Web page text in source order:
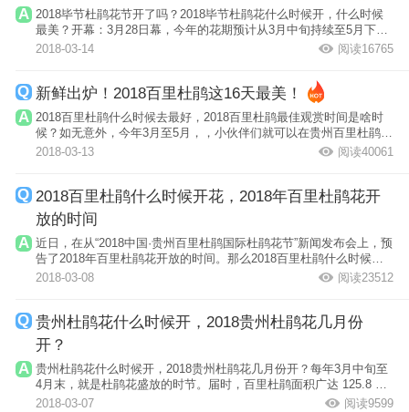
2018毕节杜鹃花节开了吗？2018毕节杜鹃花什么时候开，什么时候
最美？开幕：3月28日幕，今年的花期预计从3月中旬持续至5月下
旬，毕节百里杜...
2018-03-14 阅读16765
新鲜出炉！2018百里杜鹃这16天最美！
2018百里杜鹃什么时候去最好，2018百里杜鹃最佳观赏时间是啥时
候？如无意外，今年3月至5月，，小伙伴们就可以在贵州百里杜鹃看
花了！想在贵...
2018-03-13 阅读40061
2018百里杜鹃什么时候开花，2018年百里杜鹃花开
放的时间
近日，在从“2018中国·贵州百里杜鹃国际杜鹃花节”新闻发布会上，预
告了2018年百里杜鹃花开放的时间。那么2018百里杜鹃什么时候开
花？下面...
2018-03-08 阅读23512
贵州杜鹃花什么时候开，2018贵州杜鹃花几月份
开？
贵州杜鹃花什么时候开，2018贵州杜鹃花几月份开？每年3月中旬至
4月末，就是杜鹃花盛放的时节。届时，百里杜鹃面积广达 125.8 平
方公里的杜...
2018-03-07 阅读9599